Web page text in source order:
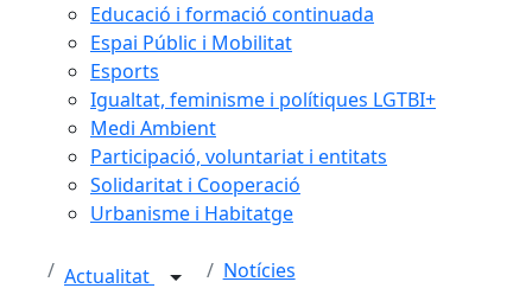
Educació i formació continuada
Espai Públic i Mobilitat
Esports
Igualtat, feminisme i polítiques LGTBI+
Medi Ambient
Participació, voluntariat i entitats
Solidaritat i Cooperació
Urbanisme i Habitatge
Actualitat Notícies